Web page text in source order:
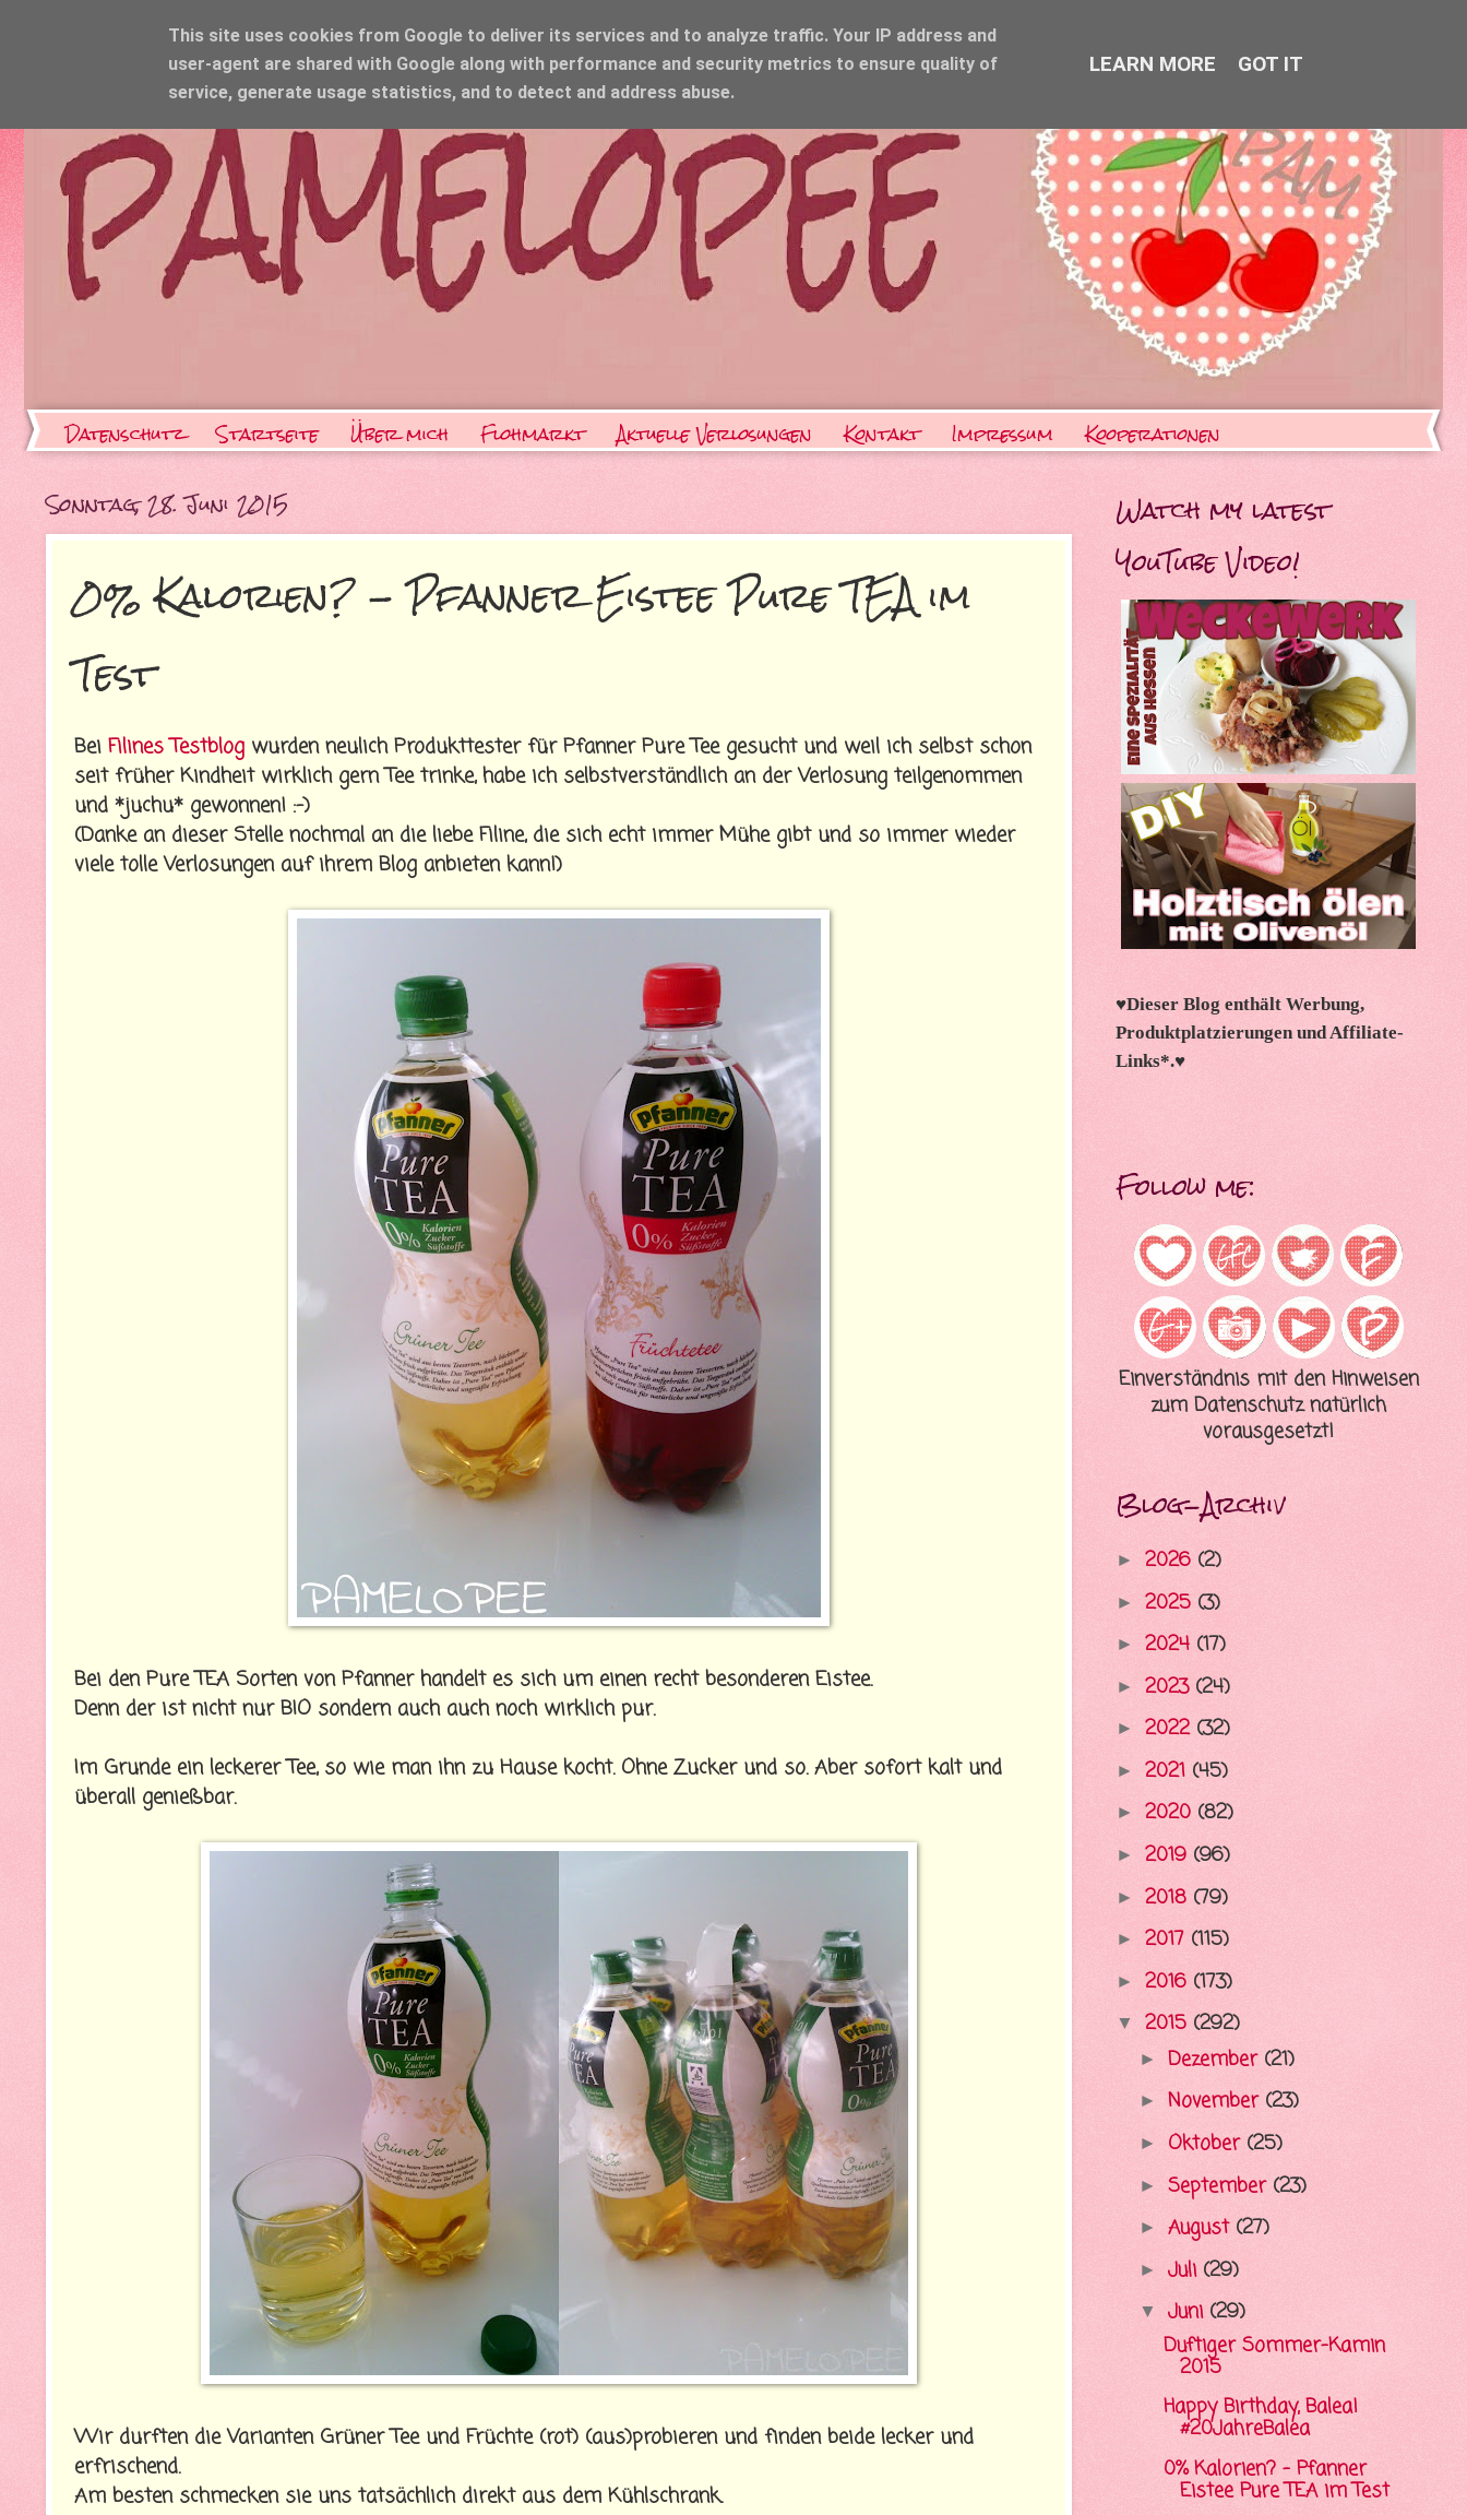
Datenschutz Startseite Über mich Flohmarkt Aktuelle Verlosungen Kontakt Impressum Kooperationen
Sonntag, 28. Juni 2015
0% Kalorien? - Pfanner Eistee Pure TEA im
Test
Bei Filines Testblog wurden neulich Produkttester für Pfanner Pure Tee gesucht und weil ich selbst schon
seit früher Kindheit wirklich gern Tee trinke, habe ich selbstverständlich an der Verlosung teilgenommen
und *juchu* gewonnen! :-)
(Danke an dieser Stelle nochmal an die liebe Filine, die sich echt immer Mühe gibt und so immer wieder
viele tolle Verlosungen auf ihrem Blog anbieten kann!)
Bei den Pure TEA Sorten von Pfanner handelt es sich um einen recht besonderen Eistee.
Denn der ist nicht nur BIO sondern auch auch noch wirklich pur.
Im Grunde ein leckerer Tee, so wie man ihn zu Hause kocht. Ohne Zucker und so. Aber sofort kalt und
überall genießbar.
Wir durften die Varianten Grüner Tee und Früchte (rot) (aus)probieren und finden beide lecker und
erfrischend.
Am besten schmecken sie uns tatsächlich direkt aus dem Kühlschrank.
Watch my latest
YouTube Video!
♥Dieser Blog enthält Werbung,
Produktplatzierungen und Affiliate-
Links*.♥
Follow me:
Einverständnis mit den Hinweisen
zum Datenschutz natürlich
vorausgesetzt!
Blog-Archiv
► 2026 (2)
► 2025 (3)
► 2024 (17)
► 2023 (24)
► 2022 (32)
► 2021 (45)
► 2020 (82)
► 2019 (96)
► 2018 (79)
► 2017 (115)
► 2016 (173)
▼ 2015 (292)
► Dezember (21)
► November (23)
► Oktober (25)
► September (23)
► August (27)
► Juli (29)
▼ Juni (29)
Duftiger Sommer-Kamin
2015
Happy Birthday, Balea!
#20JahreBalea
0% Kalorien? - Pfanner
Eistee Pure TEA im Test
This site uses cookies from Google to deliver its services and to analyze traffic. Your IP address and
user-agent are shared with Google along with performance and security metrics to ensure quality of
service, generate usage statistics, and to detect and address abuse.
LEARN MORE GOT IT